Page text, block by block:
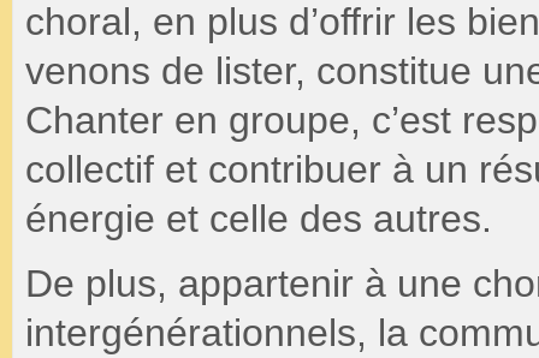
choral, en plus d’offrir les
venons de lister, constitue
Chanter en groupe, c’est
collectif et contribuer à un
énergie et celle des autres.
De plus, appartenir à une
intergénérationnels, la